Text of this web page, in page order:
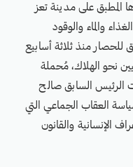
على مدينة تعز
والماء والوقود
للحصار منذ ثلاثة أسابيع
نحو الهلاك، مُحملة
الرئيس السابق صالح
العقاب الجماعي التي
الإنسانية والقانون